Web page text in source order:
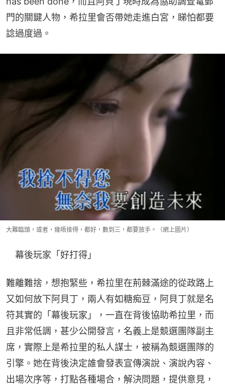
門的關鍵人物，希拉里會否帶她走進白宮，睇怕都要
諗過度過。
大難臨頭，或者，幾唔捨得，都好，數到三，都要放手。（網上圖片）
幕後玩家「好打得」
難離難捨，想抱緊些，希拉里在荊棘滿途的從政路上
又如何放下阿貝丁，兩人有如糖痴豆，阿貝丁就是名
符其實的「幕後玩家」，一直在背後協助希拉里，而
且非常低調，甚少公開發言，名義上是競選團隊副主
席，實際上是希拉里的私人謀士，被稱為競選團隊的
引擎。她在背後決定誰會發表宣傳演說、演說內容、
出場次序等，打點各種場合，解決問題，提供意見，